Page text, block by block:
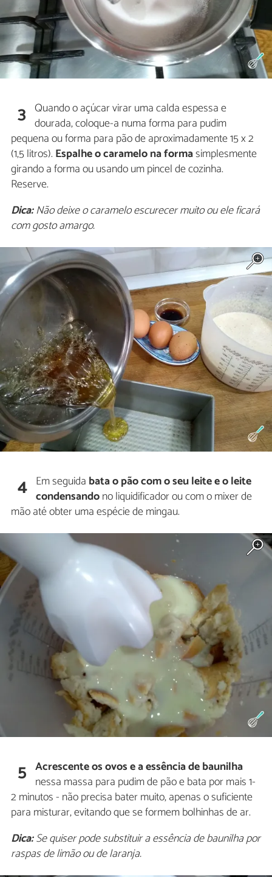
3 Quando o açúcar virar uma calda espessa e
dourada, coloque-a numa forma para pudim
pequena ou forma para pão de aproximadamente 15 x 2
(1,5 litros). Espalhe o caramelo na formasimplesmente
girando a forma ou usando um pincel de cozinha.
Reserve.
Dica:Não deixe o caramelo escurecer muito ou ele ficará
com gosto amargo.
4 Em seguida bata o pão com o seu leite e o leite
condensandono liquidificador ou com o mixer de
mão até obter uma espécie de mingau.
5 Acrescente os ovos e a essência de baunilha
nessa massa para pudim de pão e bata por mais 1-
2 minutos - não precisa bater muito, apenas o suficiente
para misturar, evitando que se formem bolhinhas de ar.
Dica:Se quiser pode substituir a essência de baunilha por
raspas de limão ou de laranja.